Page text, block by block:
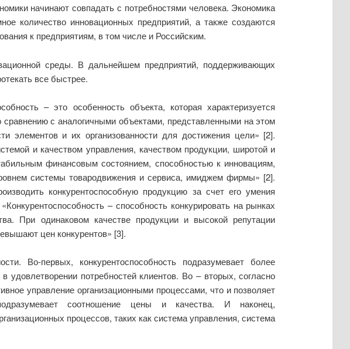
начинают совпадать с потребностями человека. Экономика
количество инновационных предприятий, а также создаются
к предприятиям, в том числе и Российским.
среды. В дальнейшем предприятий, поддерживающих
все быстрее.
– это особенность объекта, которая характеризуется
сравнению с аналогичными объектами, представленными на этом
элементов и их организованности для достижения цели» [2].
и качеством управления, качеством продукции, широтой и
финансовым состоянием, способностью к инновациям,
системы товародвижения и сервиса, имиджем фирмы» [2].
конкурентоспособную продукцию за счет его умения
– способность конкурировать на рынках
При одинаковом качестве продукции и высокой репутации
цен конкурентов» [3].
Во-первых, конкурентоспособность подразумевает более
удовлетворении потребностей клиентов. Во – вторых, согласно
управление организационными процессами, что и позволяет
соотношение цены и качества. И наконец,
процессов, таких как система управления, система